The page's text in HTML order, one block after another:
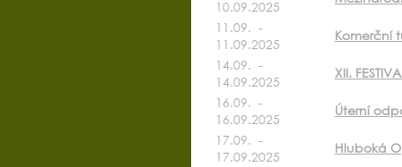
10.09.2025
11.09. -
11.09.2025
Komerční
14.09. -
14.09.2025
XII.
16.09. -
16.09.2025
Úterní
17.09. -
17.09.2025
Hluboká